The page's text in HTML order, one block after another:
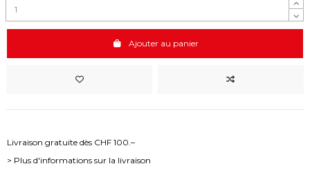
Ajouter au panier
Livraison gratuite dès CHF 100.–
> Plus d'informations sur la livraison